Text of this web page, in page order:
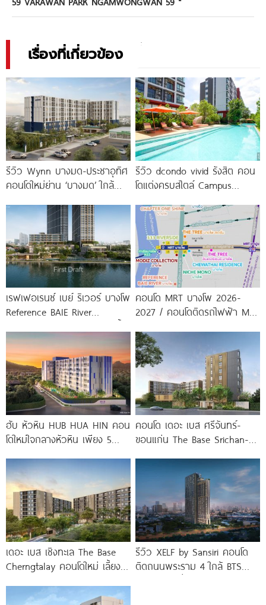
เรื่องที่เกี่ยวข้อง
รีวิว Wynn บางมด-ประชาอุทิศ
คอนโดใหม่ย่าน ‘บางมด’ ใกล้
สายสีม่วง
รีวิว dcondo vivid รังสิต คอน
โดแต่งครบสไตล์ Campus
พร้อมรับ-ส่ง
เรฟเฟอเรนซ์ เบย์ ริเวอร์ บางโพ
Reference BAIE River
จาก
คอนโด MRT บางโพ 2026-
2027 / คอนโดติดรถไฟฟ้า MRT
ฮับ หัวหิน HUB HUA HIN คอน
โดใหม่ใจกลางหัวหิน เพียง 5
คอนโด เดอะ เบส ศรีจันทร์-
ขอนแก่น The Base Srichan-
ขอนแก่น
เดอะ เบส เชิงทะเล The Base
Cherngtalay คอนโดใหม่ เลี้ยง
รีวิว XELF by Sansiri คอนโด
ติดถนนพระราม 4 ใกล้ BTS